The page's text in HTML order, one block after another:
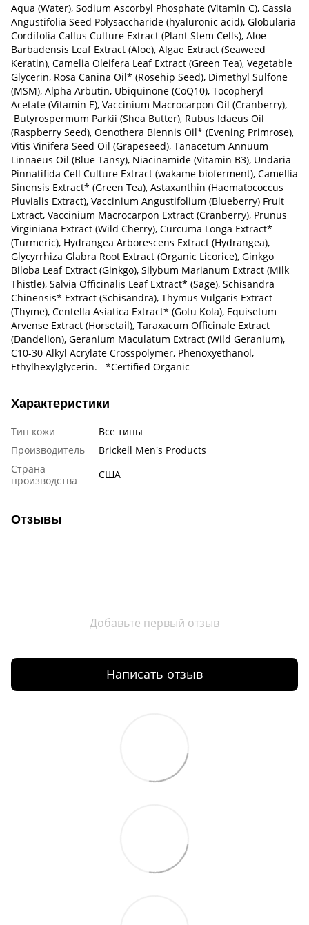
Aqua (Water), Sodium Ascorbyl Phosphate (Vitamin C), Cassia
Angustifolia Seed Polysaccharide (hyaluronic acid), Globularia
Cordifolia Callus Culture Extract (Plant Stem Cells), Aloe
Barbadensis Leaf Extract (Aloe), Algae Extract (Seaweed
Keratin), Camelia Oleifera Leaf Extract (Green Tea), Vegetable
Glycerin, Rosa Canina Oil* (Rosehip Seed), Dimethyl Sulfone
(MSM), Alpha Arbutin, Ubiquinone (CoQ10), Tocopheryl
Acetate (Vitamin E), Vaccinium Macrocarpon Oil (Cranberry),
Butyrospermum Parkii (Shea Butter), Rubus Idaeus Oil
(Raspberry Seed), Oenothera Biennis Oil* (Evening Primrose),
Vitis Vinifera Seed Oil (Grapeseed), Tanacetum Annuum
Linnaeus Oil (Blue Tansy), Niacinamide (Vitamin B3), Undaria
Pinnatifida Cell Culture Extract (wakame bioferment), Camellia
Sinensis Extract* (Green Tea), Astaxanthin (Haematococcus
Pluvialis Extract), Vaccinium Angustifolium (Blueberry) Fruit
Extract, Vaccinium Macrocarpon Extract (Cranberry), Prunus
Virginiana Extract (Wild Cherry), Curcuma Longa Extract*
(Turmeric), Hydrangea Arborescens Extract (Hydrangea),
Glycyrrhiza Glabra Root Extract (Organic Licorice), Ginkgo
Biloba Leaf Extract (Ginkgo), Silybum Marianum Extract (Milk
Thistle), Salvia Officinalis Leaf Extract* (Sage), Schisandra
Chinensis* Extract (Schisandra), Thymus Vulgaris Extract
(Thyme), Centella Asiatica Extract* (Gotu Kola), Equisetum
Arvense Extract (Horsetail), Taraxacum Officinale Extract
(Dandelion), Geranium Maculatum Extract (Wild Geranium),
C10-30 Alkyl Acrylate Crosspolymer, Phenoxyethanol,
Ethylhexylglycerin. *Certified Organic
Характеристики
Тип кожи
Все типы
Производитель
Brickell Men's Products
Страна
производства
США
Отзывы
Добавьте первый отзыв
Написать отзыв